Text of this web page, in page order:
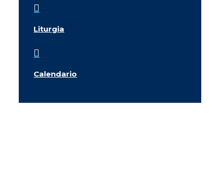

Liturgia

Calendario